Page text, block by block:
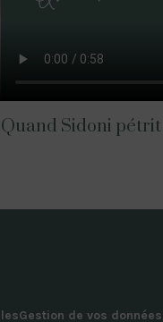
Quand Sidoni pétrit
Gestion de vos données